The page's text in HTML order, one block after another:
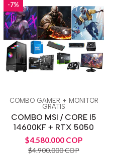
-7%
COMBO GAMER + MONITOR
GRATIS
COMBO MSI / CORE I5
14600KF + RTX 5050
$4.580.000 COP
$4.900.000 COP